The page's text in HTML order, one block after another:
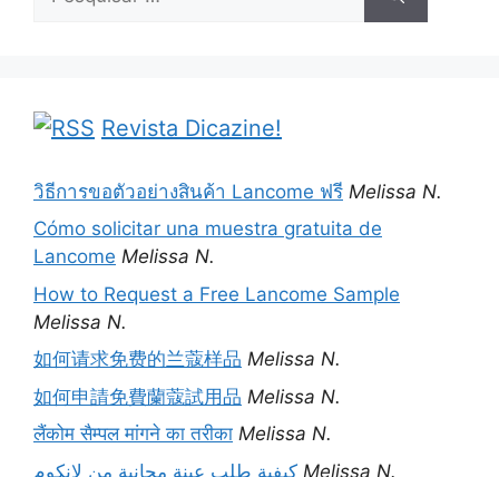
por:
Revista Dicazine!
วิธีการขอตัวอย่างสินค้า Lancome ฟรี Melissa N.
Cómo solicitar una muestra gratuita de
Lancome Melissa N.
How to Request a Free Lancome Sample
Melissa N.
如何请求免费的兰蔻样品 Melissa N.
如何申請免費蘭蔻試用品 Melissa N.
लैंकोम सैम्पल मांगने का तरीका Melissa N.
كيفية طلب عينة مجانية من لانكوم Melissa N.